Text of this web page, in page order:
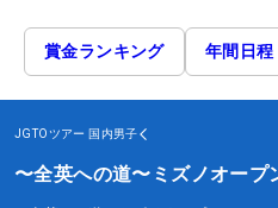
賞金ランキング 年間日程
JGTOツアー 国内男子
〜全英への道〜ミズノオープ